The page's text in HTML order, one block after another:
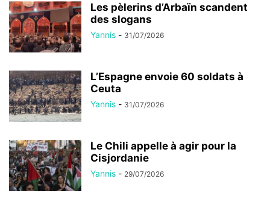
Les pèlerins d’Arbaïn scandent
des slogans
Yannis - 31/07/2026
L’Espagne envoie 60 soldats à
Ceuta
Yannis - 31/07/2026
Le Chili appelle à agir pour la
Cisjordanie
Yannis - 29/07/2026